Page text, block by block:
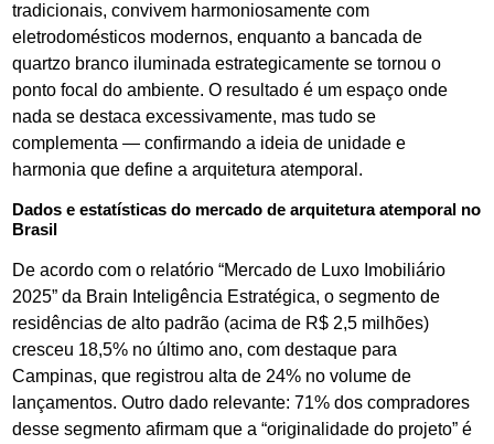
tradicionais, convivem harmoniosamente com
eletrodomésticos modernos, enquanto a bancada de
quartzo branco iluminada estrategicamente se tornou o
ponto focal do ambiente. O resultado é um espaço onde
nada se destaca excessivamente, mas tudo se
complementa — confirmando a ideia de unidade e
harmonia que define a arquitetura atemporal.
Dados e estatísticas do mercado de arquitetura atemporal no
Brasil
De acordo com o relatório “Mercado de Luxo Imobiliário
2025” da Brain Inteligência Estratégica, o segmento de
residências de alto padrão (acima de R$ 2,5 milhões)
cresceu 18,5% no último ano, com destaque para
Campinas, que registrou alta de 24% no volume de
lançamentos. Outro dado relevante: 71% dos compradores
desse segmento afirmam que a “originalidade do projeto” é